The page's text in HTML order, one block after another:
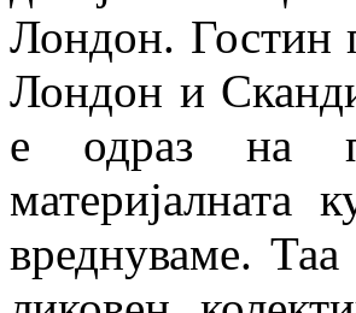
Лондон. Гостин
Лондон и
е одраз на
вреднуваме.